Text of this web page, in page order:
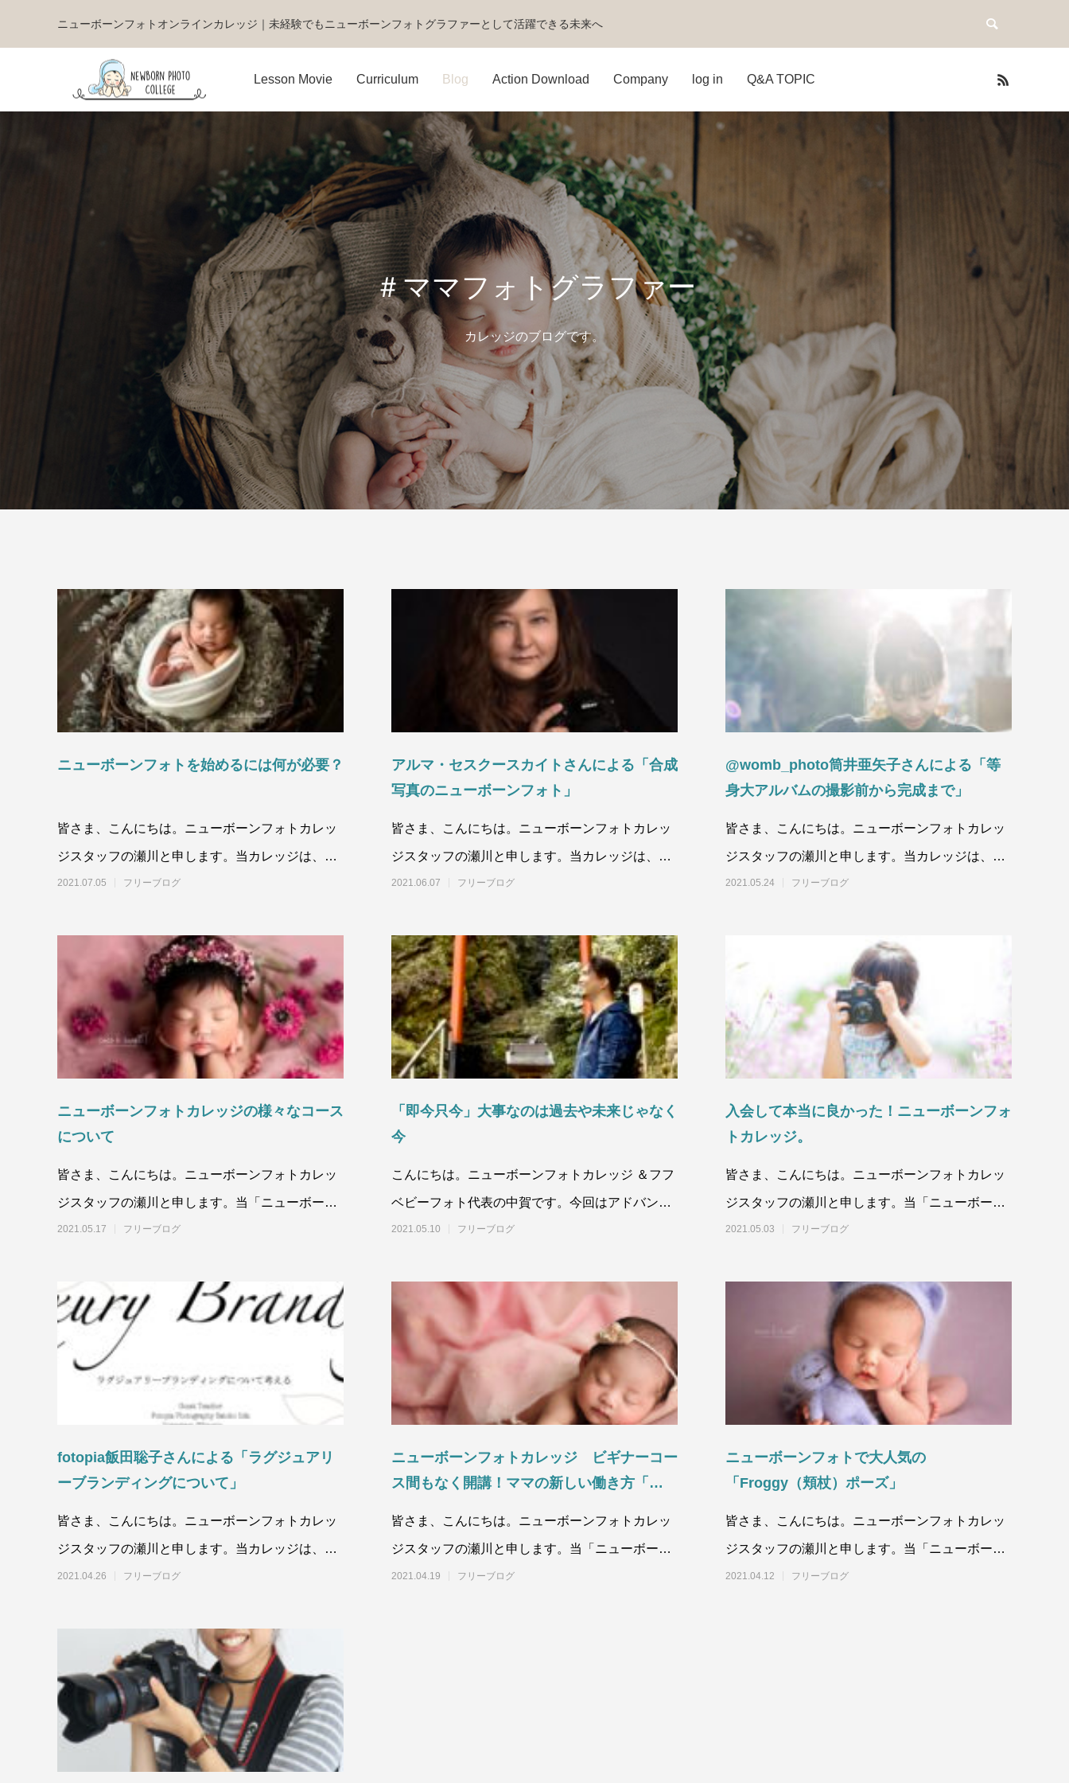
ニューボーンフォトオンラインカレッジ｜未経験でもニューボーンフォトグラファーとして活躍できる未来へ
Lesson Movie Curriculum Blog Action Download Company log in Q&A TOPIC
＃ママフォトグラファー
カレッジのブログです。
ニューボーンフォトを始めるには何が必要？
皆さま、こんにちは。ニューボーンフォトカレッ
ジスタッフの瀬川と申します。当カレッジは、ニ
ューボーンフォトグラファーを目指す方向けの
2021.07.05 フリーブログ
アルマ・セスクースカイトさんによる「合成
写真のニューボーンフォト」
皆さま、こんにちは。ニューボーンフォトカレッ
ジスタッフの瀬川と申します。当カレッジは、ニ
ューボーンフォトグラファーを目指す方向けの
2021.06.07 フリーブログ
@womb_photo筒井亜矢子さんによる「等
身大アルバムの撮影前から完成まで」
皆さま、こんにちは。ニューボーンフォトカレッ
ジスタッフの瀬川と申します。当カレッジは、ニ
ューボーンフォトグラファーを目指す方向けの
2021.05.24 フリーブログ
ニューボーンフォトカレッジの様々なコース
について
皆さま、こんにちは。ニューボーンフォトカレッ
ジスタッフの瀬川と申します。当「ニューボーン
フォトカレッジ」は、ニューボーンフ
2021.05.17 フリーブログ
「即今只今」大事なのは過去や未来じゃなく
今
こんにちは。ニューボーンフォトカレッジ ＆フフ
ベビーフォト代表の中賀です。今回はアドバンス
コースの中で、5/10にリリースされる「出張撮影
2021.05.10 フリーブログ
入会して本当に良かった！ニューボーンフォ
トカレッジ。
皆さま、こんにちは。ニューボーンフォトカレッ
ジスタッフの瀬川と申します。当「ニューボーン
フォトカレッジ」は、ニューボーンフォトの専門
2021.05.03 フリーブログ
fotopia飯田聡子さんによる「ラグジュアリ
ーブランディングについて」
皆さま、こんにちは。ニューボーンフォトカレッ
ジスタッフの瀬川と申します。当カレッジは、ニ
ューボーンフォトグラファーを目指す方向けの
2021.04.26 フリーブログ
ニューボーンフォトカレッジ ビギナーコー
ス間もなく開講！ママの新しい働き方「ニュ
皆さま、こんにちは。ニューボーンフォトカレッ
ジスタッフの瀬川と申します。当「ニューボーン
フォトカレッジ」は、ニューボーンフ
2021.04.19 フリーブログ
ニューボーンフォトで大人気の
「Froggy（頬杖）ポーズ」
皆さま、こんにちは。ニューボーンフォトカレッ
ジスタッフの瀬川と申します。当「ニューボーン
フォトカレッジ」は、ニューボーンフォトの専門
2021.04.12 フリーブログ